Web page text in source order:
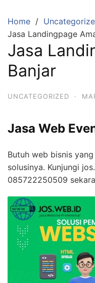
content
Home
Jasa Landingpage
Jasa
Banjar
UNCATEGORIZED ·
Jasa Web
Butuh web bisnis
solusinya. Kunjungi
085722250509